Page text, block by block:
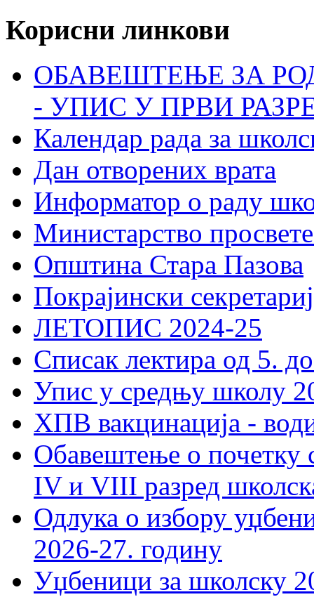
Корисни линкови
ОБАВЕШТЕЊЕ ЗА
- УПИС У ПРВИ
Календар рада за
Дан отворених врата
Информатор о раду
Министарство
Општина Стара Пазова
Покрајински
ЛЕТОПИС 2024-25
Списак лектира од 5.
Упис у средњу школу
ХПВ вакцинација -
Обавештење о почетку
IV и VIII разред
Одлука о избору
2026-27. годину
Уџбеници за школску